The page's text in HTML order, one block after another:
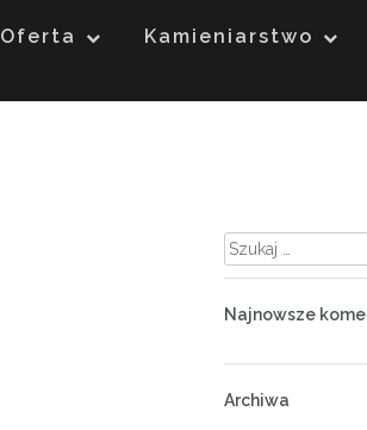
Oferta Kamieniarstwo
Szukaj:
Najnowsze
Archiwa